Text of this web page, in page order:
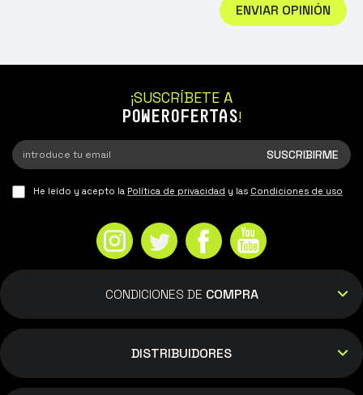
ENVIAR OPINIÓN
¡SUSCRÍBETE A
POWEROFERTAS!
He leído y acepto la Política de privacidad y las Condiciones de uso
CONDICIONES DE COMPRA
DISTRIBUIDORES